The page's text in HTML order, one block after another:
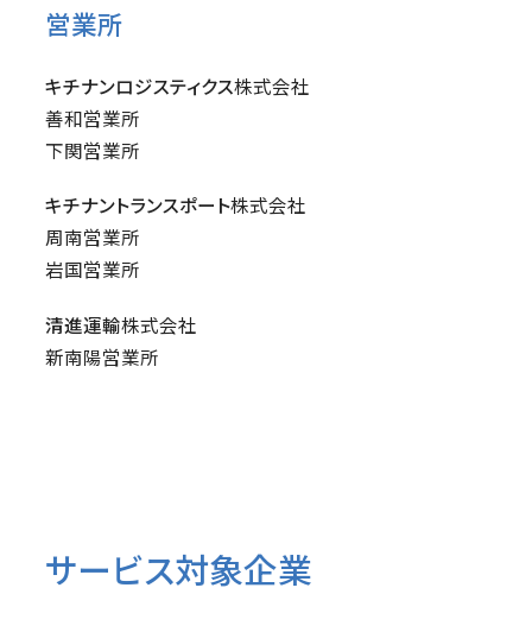
営業所
キチナンロジスティクス株式会社
善和営業所
下関営業所
キチナントランスポート株式会社
周南営業所
岩国営業所
清進運輸株式会社
新南陽営業所
サービス対象企業